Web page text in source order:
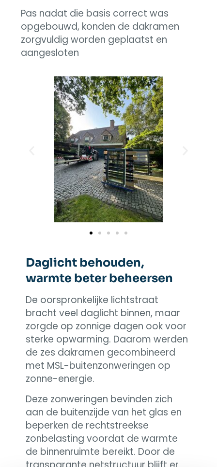
Pas nadat die basis correct was
opgebouwd, konden de dakramen
zorgvuldig worden geplaatst en
aangesloten
Daglicht behouden,
warmte beter beheersen
De oorspronkelijke lichtstraat
bracht veel daglicht binnen, maar
zorgde op zonnige dagen ook voor
sterke opwarming. Daarom werden
de zes dakramen gecombineerd
met MSL-buitenzonweringen op
zonne-energie.
Deze zonweringen bevinden zich
aan de buitenzijde van het glas en
beperken de rechtstreekse
zonbelasting voordat de warmte
de binnenruimte bereikt. Door de